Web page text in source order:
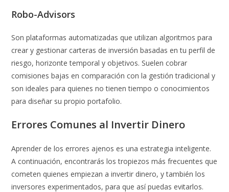
Robo-Advisors
Son plataformas automatizadas que utilizan algoritmos para
crear y gestionar carteras de inversión basadas en tu perfil de
riesgo, horizonte temporal y objetivos. Suelen cobrar
comisiones bajas en comparación con la gestión tradicional y
son ideales para quienes no tienen tiempo o conocimientos
para diseñar su propio portafolio.
Errores Comunes al Invertir Dinero
Aprender de los errores ajenos es una estrategia inteligente.
A continuación, encontrarás los tropiezos más frecuentes que
cometen quienes empiezan a invertir dinero, y también los
inversores experimentados, para que así puedas evitarlos.